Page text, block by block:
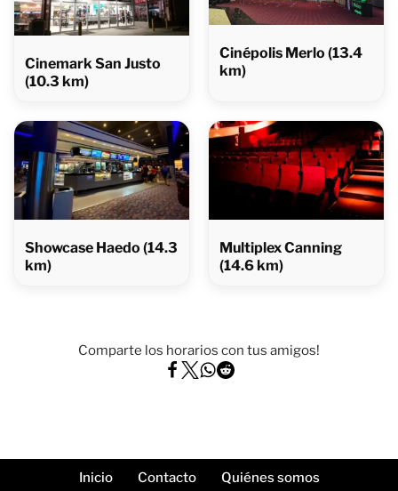
Cinemark San Justo
(10.3 km)
Cinépolis Merlo (13.4
km)
Showcase Haedo (14.3
km)
Multiplex Canning
(14.6 km)
Comparte los horarios con tus amigos!
Inicio Contacto Quiénes somos